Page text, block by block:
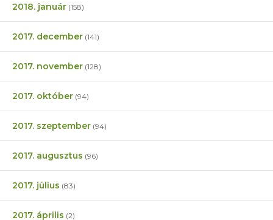
2018. január (158)
2017. december (141)
2017. november (128)
2017. október (94)
2017. szeptember (94)
2017. augusztus (96)
2017. július (83)
2017. április (2)